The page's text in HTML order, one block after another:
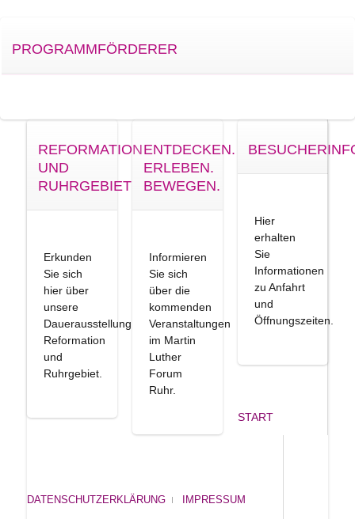
PROGRAMMFÖRDERER
REFORMATION
UND
RUHRGEBIET
Erkunden
Sie sich
hier über
unsere
Dauerausstellung
Reformation
und
Ruhrgebiet.
ENTDECKEN.
ERLEBEN.
BEWEGEN.
Informieren
Sie sich
über die
kommenden
Veranstaltungen
im Martin
Luther
Forum
Ruhr.
Hier
erhalten
Sie
Informationen
zu Anfahrt
und
Öffnungszeiten.
DATENSCHUTZERKLÄRUNG IMPRESSUM
START